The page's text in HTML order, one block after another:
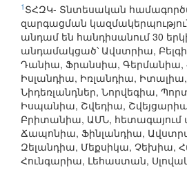
1 ՏՀԶԿ- Տնտեսական
զարգացման
անդամ են հանդիսանում 30
անդամակցած՝ Ավստրիա,
Դանիա, Ֆրանսիա, Գերմանիա,
Իսլանդիա, Իռլանդիա, Իտալիա,
Նիդեռլանդներ, Նորվեգիա,
Իսպանիա, Շվեդիա,
Բրիտանիա, ԱՄՆ, հետագայում
Ճապոնիա, Ֆինլանդիա,
Զելանդիա, Մեքսիկա, Չեխիա,
Հունգարիա, Լեհաստան,